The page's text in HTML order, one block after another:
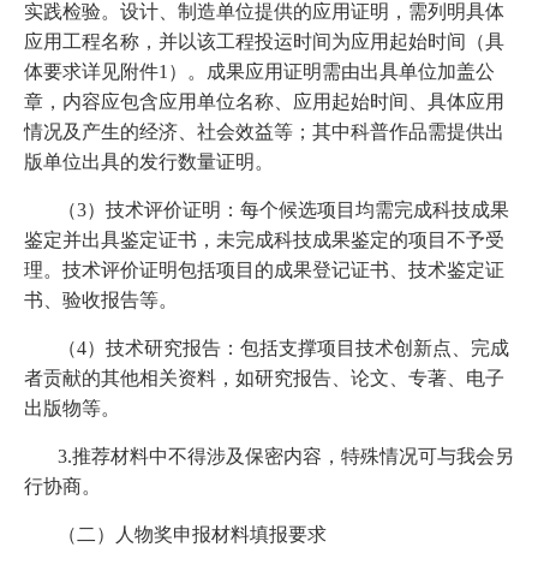
实践检验。设计、制造单位提供的应用证明，需列明具体
应用工程名称，并以该工程投运时间为应用起始时间（具
体要求详见附件1）。成果应用证明需由出具单位加盖公
章，内容应包含应用单位名称、应用起始时间、具体应用
情况及产生的经济、社会效益等；其中科普作品需提供出
版单位出具的发行数量证明。
（3）技术评价证明：每个候选项目均需完成科技成果
鉴定并出具鉴定证书，未完成科技成果鉴定的项目不予受
理。技术评价证明包括项目的成果登记证书、技术鉴定证
书、验收报告等。
（4）技术研究报告：包括支撑项目技术创新点、完成
者贡献的其他相关资料，如研究报告、论文、专著、电子
出版物等。
3.推荐材料中不得涉及保密内容，特殊情况可与我会另
行协商。
（二）人物奖申报材料填报要求